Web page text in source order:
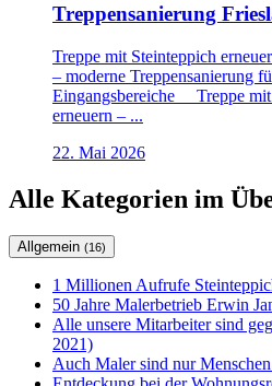
Treppensanierung
Treppe mit Steinteppich
– moderne Treppensanierung
Eingangsbereiche Treppe mit
erneuern – ...
22. Mai 2026
Alle Kategorien im
Allgemein (16)
1 Millionen Aufrufe
50 Jahre Malerbetrieb Erwin
Alle unsere Mitarbeiter sind
2021)
Auch Maler sind nur